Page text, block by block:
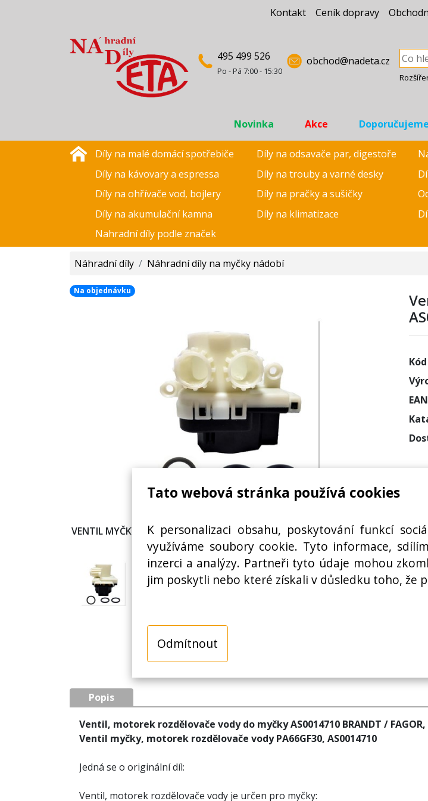
Tato webová stránka používá cookies
K personalizaci obsahu, poskytování funkcí
využíváme soubory cookie. Tyto informace,
inzerci a analýzy. Partneři tyto údaje mohou
jim poskytli nebo které získali v důsledku toho, že
Odmítnout
Kontakt Ceník dopravy
495 499 526
Po - Pá 7:00 - 15:30
obchod@nadeta.cz
Novinka Akce Doporučujeme
Díly na malé domácí spotřebiče Díly na odsavače par, digestoře
Díly na kávovary a espressa
Díly na trouby a varné desky
Díly na ohřívače vod, bojlery
Díly na pračky a sušičky
Díly na akumulační kamna
Díly na klimatizace
Nahradní díly podle značek
Náhradní díly / Náhradní díly na myčky nádobí
Na objednávku
VENTIL MYČKY, MOTOREK ROZDĚLOVAČE VODY PA66GF30, AS0014710
Popis
Ventil, motorek rozdělovače vody do myčky AS0014710 BRANDT /
Ventil myčky, motorek rozdělovače vody PA66GF30, AS0014710
Jedná se o originální díl:
Ventil, motorek rozdělovače vody je určen pro myčky: